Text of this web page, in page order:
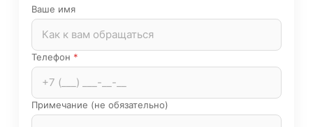
Ваше имя
Телефон *
Примечание (не обязательно)